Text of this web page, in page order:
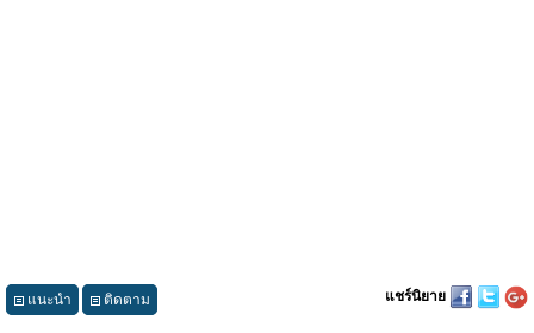
แนะนำ ติดตาม แชร์นิยาย